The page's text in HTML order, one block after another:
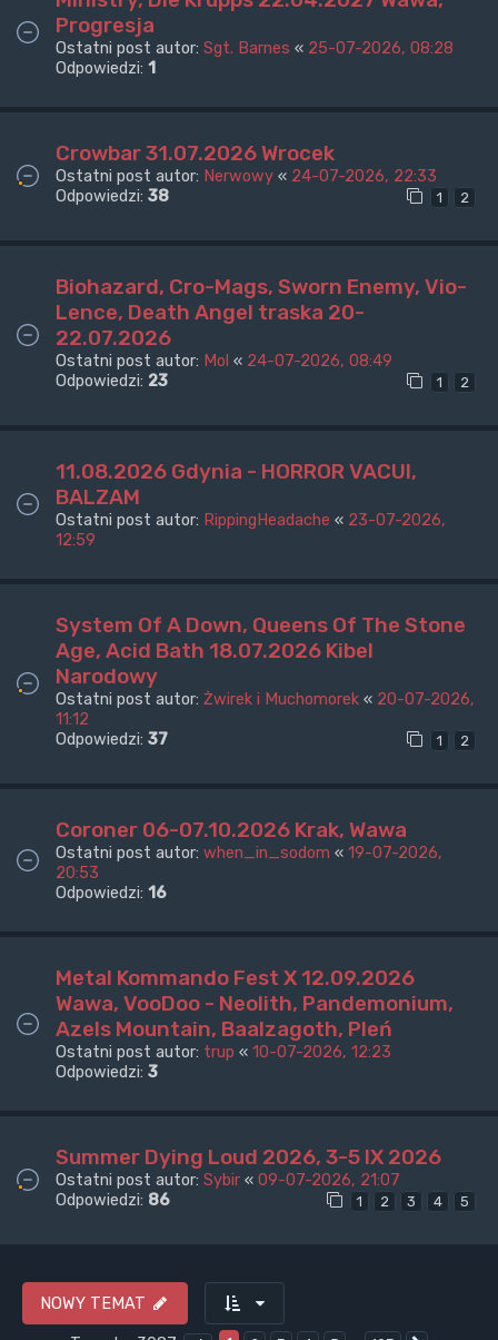
Progresja
Ostatni post autor: Sgt. Barnes « 25-07-2026, 08:28
Odpowiedzi: 1
Crowbar 31.07.2026 Wrocek
Ostatni post autor: Nerwowy « 24-07-2026, 22:33
Odpowiedzi: 38 1 2
Biohazard, Cro-Mags, Sworn Enemy, Vio-
Lence, Death Angel traska 20-
22.07.2026
Ostatni post autor: Mol « 24-07-2026, 08:49
Odpowiedzi: 23 1 2
11.08.2026 Gdynia - HORROR VACUI,
BALZAM
Ostatni post autor: RippingHeadache « 23-07-2026,
12:59
System Of A Down, Queens Of The Stone
Age, Acid Bath 18.07.2026 Kibel
Narodowy
Ostatni post autor: Żwirek i Muchomorek « 20-07-2026,
11:12
Odpowiedzi: 37 1 2
Coroner 06-07.10.2026 Krak, Wawa
Ostatni post autor: when_in_sodom « 19-07-2026,
20:53
Odpowiedzi: 16
Metal Kommando Fest X 12.09.2026
Wawa, VooDoo - Neolith, Pandemonium,
Azels Mountain, Baalzagoth, Pleń
Ostatni post autor: trup « 10-07-2026, 12:23
Odpowiedzi: 3
Summer Dying Loud 2026, 3-5 IX 2026
Ostatni post autor: Sybir « 09-07-2026, 21:07
Odpowiedzi: 86 1 2 3 4 5
NOWY TEMAT